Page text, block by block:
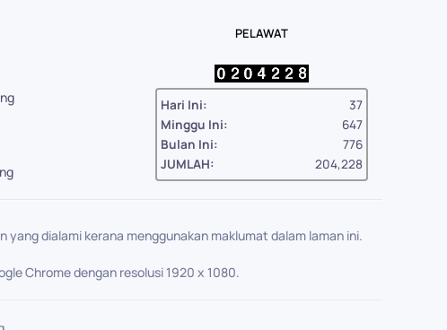
PELAWAT
Hari Ini:
37
Minggu Ini:
647
Bulan Ini:
776
JUMLAH:
204,228
dialami kerana menggunakan maklumat dalam laman ini.
Chrome dengan resolusi 1920 x 1080.